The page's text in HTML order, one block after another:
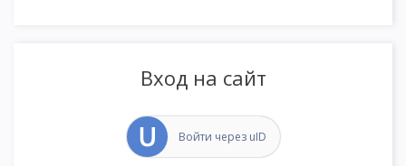
Вход на сайт
Войти через uID